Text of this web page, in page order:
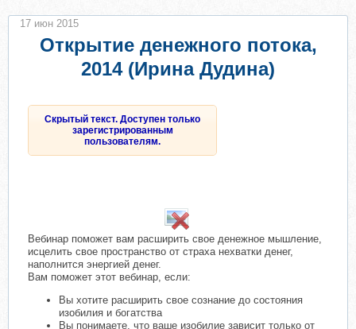
Открытие денежного потока,
2014 (Ирина Дудина)
Скрытый текст. Доступен только
зарегистрированным
пользователям.
Вебинар поможет вам расширить свое денежное мышление,
исцелить свое пространство от страха нехватки денег,
наполнится энергией денег.
Вам поможет этот вебинар, если:
Вы хотите расширить свое сознание до состояния
изобилия и богатства
Вы понимаете, что ваше изобилие зависит только от
17 июн 2015